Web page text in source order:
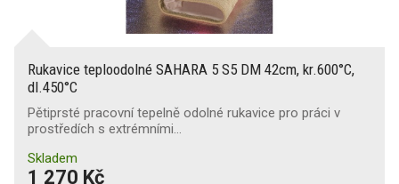
Rukavice teploodolné SAHARA 5 S5 DM 42cm, kr.600°C,
dl.450°C
Pětiprsté pracovní tepelně odolné rukavice pro práci v
prostředích s extrémními…
Skladem
1 270 Kč